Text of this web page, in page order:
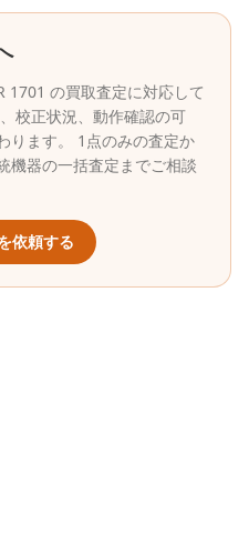
1701 の買取査定に対応して
校正状況、動作確認の可
ります。 1点のみの査定か
機器の一括査定までご相談
依頼する